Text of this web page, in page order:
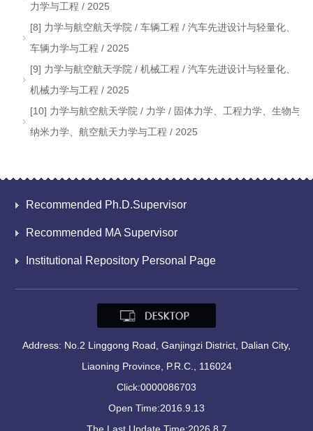
力学与工程 / 2025
[8] 力学与航空航天学院 / 车辆工程 / 汽车先进设计与轻量化、
车辆力学与工程 / 2025
[9] 力学与航空航天学院 / 机械工程 / 汽车先进设计与轻量化、
机械力学与工程 / 2025
[10] 力学与航空航天学院 / 力学 / 固体力学、工程力学、生物与
纳米力学、航空航天力学与工程 / 2025
Recommended Ph.D.Supervisor
Recommended MA Supervisor
Institutional Repository Personal Page
Address: No.2 Linggong Road, Ganjingzi District, Dalian City,
Liaoning Province, P.R.C., 116024
Click:0000086703
Open Time:2016.9.13